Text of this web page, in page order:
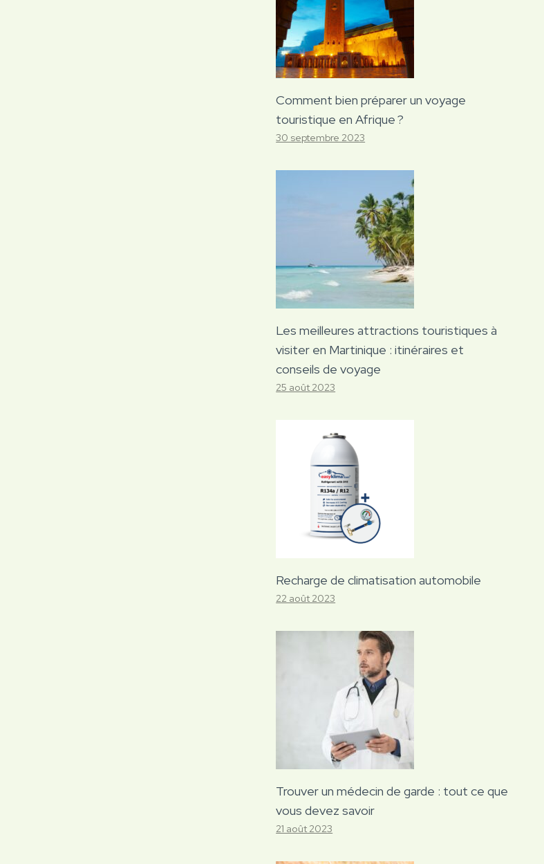
Comment bien préparer un voyage
touristique en Afrique ?
30 septembre 2023
Les meilleures attractions touristiques à
visiter en Martinique : itinéraires et
conseils de voyage
25 août 2023
Recharge de climatisation automobile
22 août 2023
Trouver un médecin de garde : tout ce que
vous devez savoir
21 août 2023